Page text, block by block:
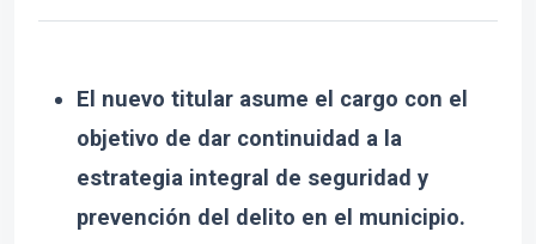
El nuevo titular asume el cargo con el
objetivo de dar continuidad a la
estrategia integral de seguridad y
prevención del delito en el municipio.